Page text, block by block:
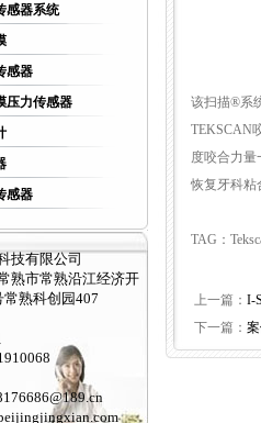
感器系统
感器
压力传感器
感器
技有限公司
熟市常熟沿江经济开
熟科创园407
该扫描®系
TEKSCAN
度咬合力量
恢复牙科粘
TAG：
上一篇： I-
下一篇：